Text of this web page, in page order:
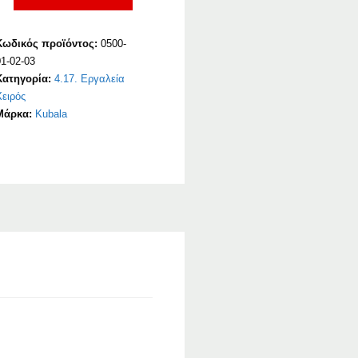
προϊόντος: 0500-
02-03
4.17. Εργαλεία
Kubala